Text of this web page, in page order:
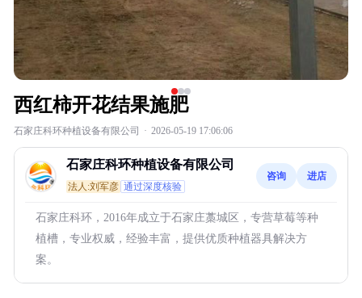
西红柿开花结果施肥
石家庄科环种植设备有限公司 · 2026-05-19 17:06:06
石家庄科环种植设备有限公司
法人:刘军彦 通过深度核验
咨询 进店
石家庄科环，2016年成立于石家庄藁城区，专营草莓等种
植槽，专业权威，经验丰富，提供优质种植器具解决方
案。